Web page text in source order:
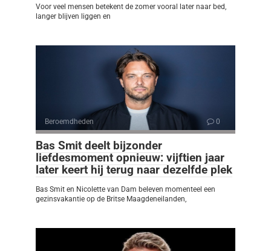
Voor veel mensen betekent de zomer vooral later naar bed,
langer blijven liggen en
Beroemdheden 0
Bas Smit deelt bijzonder
liefdesmoment opnieuw: vijftien jaar
later keert hij terug naar dezelfde plek
Bas Smit en Nicolette van Dam beleven momenteel een
gezinsvakantie op de Britse Maagdeneilanden,